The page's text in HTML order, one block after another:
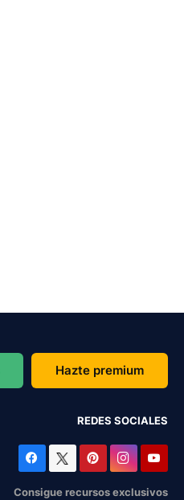
Hazte premium
REDES SOCIALES
Consigue recursos exclusivos